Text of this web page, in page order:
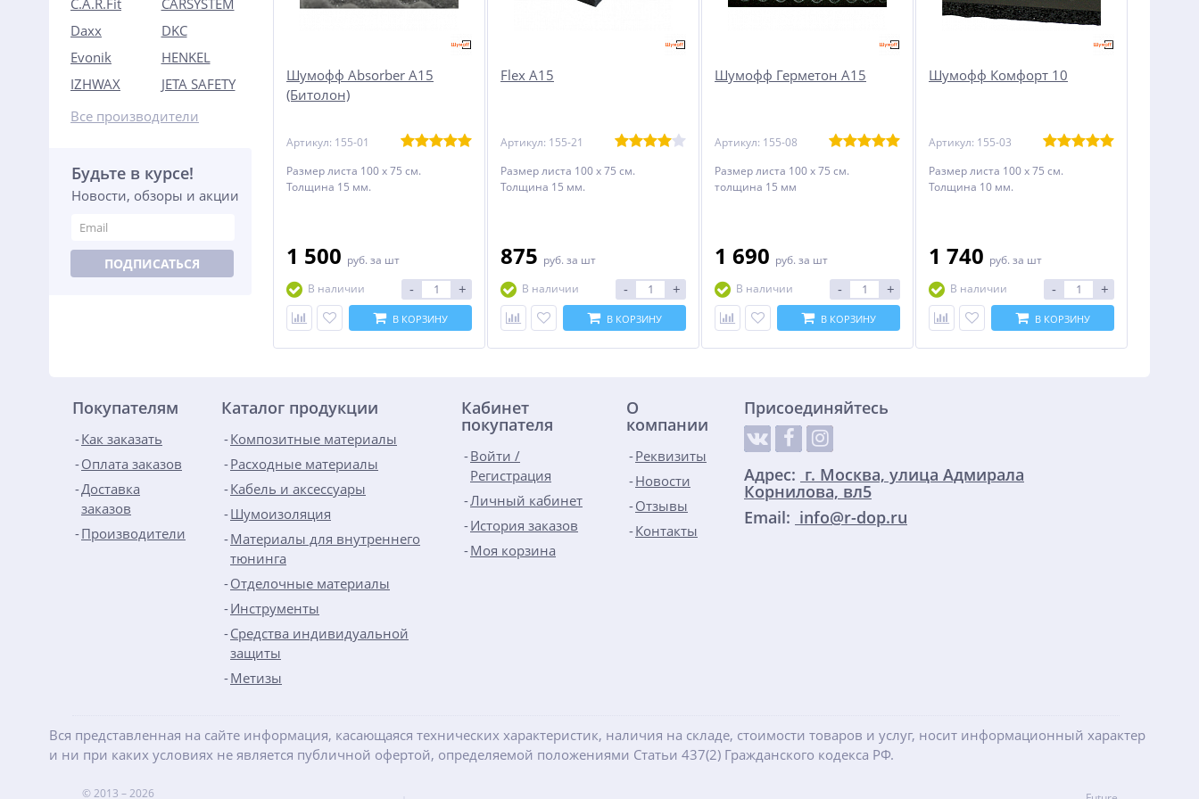
C.A.R.Fit
CARSYSTEM
Daxx
DKC
Evonik
HENKEL
IZHWAX
JETA SAFETY
Все производители
Будьте в курсе!
Новости, обзоры и акции
ПОДПИСАТЬСЯ
Шумофф Absorber А15
(Битолон)
Артикул: 155-01
Размер листа 100 х 75 см.
Толщина 15 мм.
1 500 руб. за шт
В наличии
- +
В КОРЗИНУ
Flex A15
Артикул: 155-21
Размер листа 100 х 75 см.
Толщина 15 мм.
875 руб. за шт
В наличии
- +
В КОРЗИНУ
Шумофф Герметон А15
Артикул: 155-08
Размер листа 100 х 75 см.
толщина 15 мм
1 690 руб. за шт
В наличии
- +
В КОРЗИНУ
Шумофф Комфорт 10
Артикул: 155-03
Размер листа 100 х 75 см.
Толщина 10 мм.
1 740 руб. за шт
В наличии
- +
В КОРЗИНУ
Покупателям
Как заказать
Оплата заказов
Доставка
заказов
Производители
Каталог продукции
Композитные материалы
Расходные материалы
Кабель и аксессуары
Шумоизоляция
Материалы для внутреннего
тюнинга
Отделочные материалы
Инструменты
Средства индивидуальной
защиты
Метизы
Кабинет
покупателя
Войти /
Регистрация
Личный кабинет
История заказов
Моя корзина
О
компании
Реквизиты
Новости
Отзывы
Контакты
Присоединяйтесь
Адрес: г. Москва, улица Адмирала
Корнилова, вл5
Email: info@r-dop.ru
Вся представленная на сайте информация, касающаяся технических характеристик, наличия на складе, стоимости товаров и услуг, носит информационный характер
и ни при каких условиях не является публичной офертой, определяемой положениями Статьи 437(2) Гражданского кодекса РФ.
© 2013 – 2026